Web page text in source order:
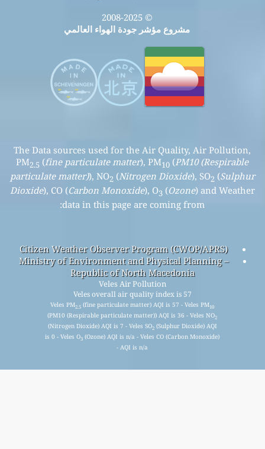
© 2008-2025
مشروع مؤشر جودة الهواء العالمي
The Data sources used for the Air Quality, Air Pollution,
PM2.5(fine particulate matter), PM10(PM10 (Respirable
particulate matter)), NO2 (Nitrogen Dioxide), SO2 (Sulphur
Dioxide), CO (Carbon Monoxide), O3 (Ozone ) and Weather
data in this page are coming from:
Citizen Weather Observer Program (CWOP/APRS)
Ministry of Environment and Physical Planning –
Republic of North Macedonia
Veles Air Pollution
Veles overall air quality index is 57
Veles PM2.5(fine particulate matter) AQI is 57 - Veles PM10
(PM10 (Respirable particulate matter)) AQI is 36 - Veles NO
(Nitrogen Dioxide) AQI is 7 - Veles SO 2(Sulphur Dioxide) AQI
is 0 - Veles O 3(Ozone) AQI is n/a - Veles CO (Carbon Monoxide)
AQI is n/a -